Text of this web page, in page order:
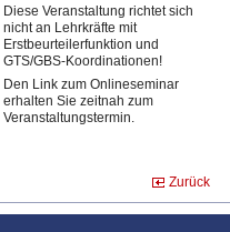
Diese Veranstaltung richtet sich
nicht an Lehrkräfte mit
Erstbeurteilerfunktion und
GTS/GBS-Koordinationen!
Den Link zum Onlineseminar
erhalten Sie zeitnah zum
Veranstaltungstermin.
Zurück